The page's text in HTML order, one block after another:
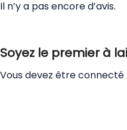
Il n’y a pas encore d’avis.
Soyez le premier à
Vous devez êtreconnecté